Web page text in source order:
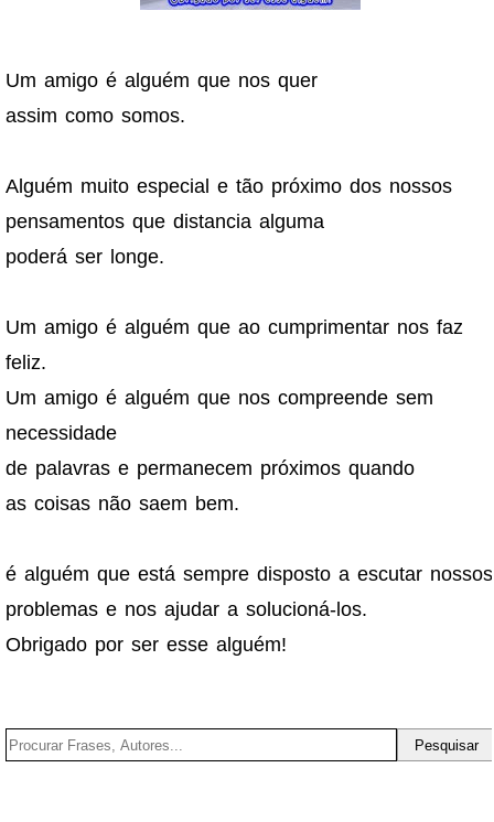
Um amigo é alguém que nos quer
assim como somos.
Alguém muito especial e tão próximo dos nossos
pensamentos que distancia alguma
poderá ser longe.
Um amigo é alguém que ao cumprimentar nos faz
feliz.
Um amigo é alguém que nos compreende sem
necessidade
de palavras e permanecem próximos quando
as coisas não saem bem.
é alguém que está sempre disposto a escutar nossos
problemas e nos ajudar a solucioná-los.
Obrigado por ser esse alguém!